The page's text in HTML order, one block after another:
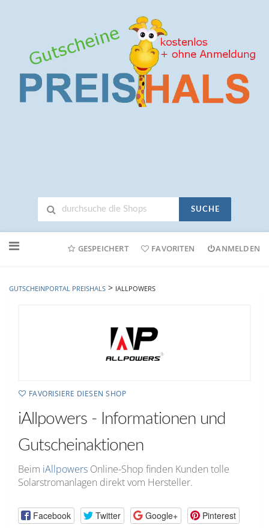
SUCHE
Online-
GESPEICHERT FAVORITEN ANMELDEN
GUTSCHEINPORTAL PREISHALS > IALLPOWERS
FAVORISIERE DIESEN SHOP
iAllpowers - Informationen und
Gutscheinaktionen
Beim iAllpowers Online-Shop finden Kunden tolle
Solarstromanlagen direkt vom Hersteller.
Facebook Twitter Google+ Pinterest